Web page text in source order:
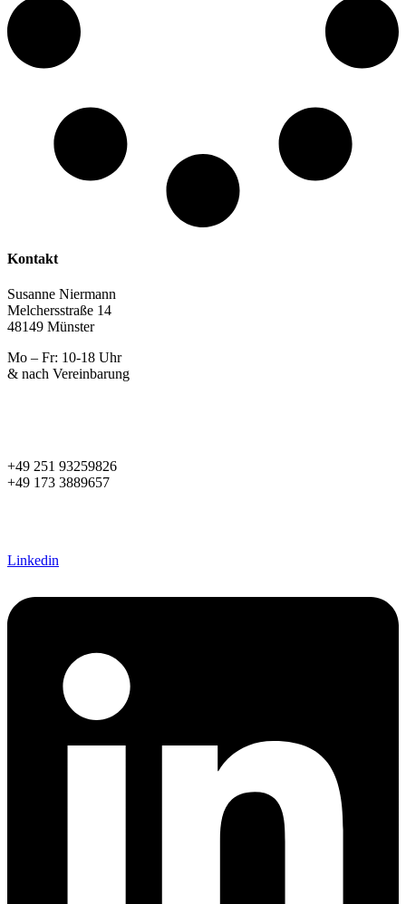
Kontakt
Susanne Niermann
Melchersstraße 14
48149 Münster
Mo – Fr: 10-18 Uhr
& nach Vereinbarung
+49 251 93259826
+49 173 3889657
Linkedin